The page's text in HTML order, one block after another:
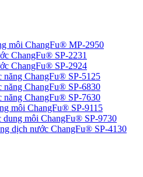
môi ChangFu® MP-2950
ChangFu® SP-2231
ChangFu® SP-2924
năng ChangFu® SP-5125
năng ChangFu® SP-6830
năng ChangFu® SP-7630
môi ChangFu® SP-9115
môi ChangFu® SP-9730
dịch nước ChangFu® SP-4130